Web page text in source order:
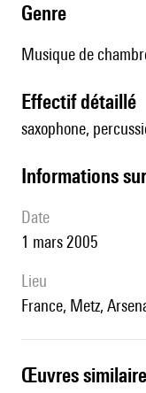
genre
Musique de
effectif détaillé
saxophone,
informations
date
1 mars 2005
lieu
France, Metz,
œuvres